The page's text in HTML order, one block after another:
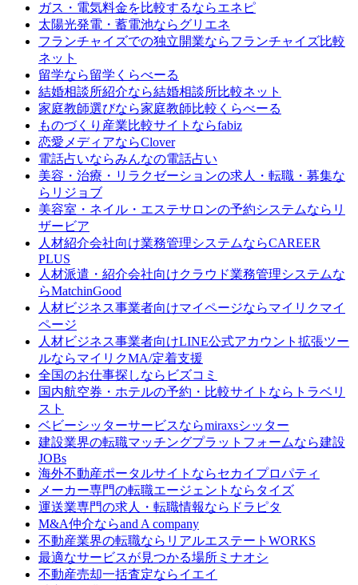
ガス・電気料金を比較するならエネピ
太陽光発電・蓄電池ならグリエネ
フランチャイズでの独立開業ならフランチャイズ比較
ネット
留学なら留学くらべーる
結婚相談所紹介なら結婚相談所比較ネット
家庭教師選びなら家庭教師比較くらべーる
ものづくり産業比較サイトならfabiz
恋愛メディアならClover
電話占いならみんなの電話占い
美容・治療・リラクゼーションの求人・転職・募集な
ら リジョブ
美容室・ネイル・エステサロンの予約システムなら リ
ザービア
人材紹介会社向け業務管理システムならCAREER
PLUS
人材派遣・紹介会社向けクラウド業務管理システムな
らMatchinGood
人材ビジネス事業者向けマイページならマイリクマイ
ページ
人材ビジネス事業者向けLINE公式アカウント拡張ツー
ルならマイリクMA/定着支援
全国のお仕事探しなら ビズコミ
国内航空券・ホテルの予約・比較サイトなら トラベリ
スト
ベビーシッターサービスならmiraxsシッター
建設業界の転職マッチングプラットフォームなら建設
JOBs
海外不動産ポータルサイトならセカイプロパティ
メーカー専門の転職エージェントなら タイズ
運送業専門の求人・転職情報なら ドラピタ
M&A仲介ならand A company
不動産業界の転職なら リアルエステートWORKS
最適なサービスが見つかる場所 ミナオシ
不動産売却一括査定ならイエイ